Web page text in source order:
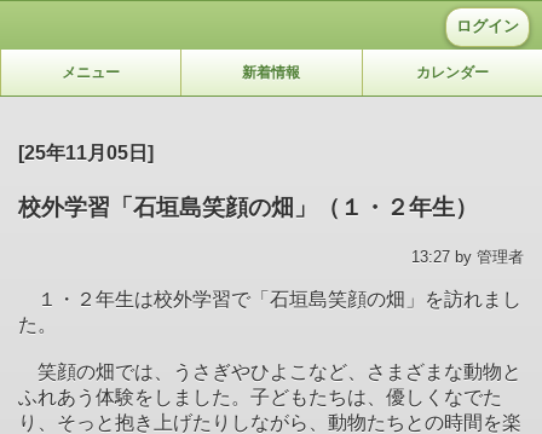
ログイン
メニュー 新着情報 カレンダー
[25年11月05日]
校外学習「石垣島笑顔の畑」（１・２年生）
13:27 by 管理者
１・２年生は校外学習で「石垣島笑顔の畑」を訪れまし
た。
笑顔の畑では、うさぎやひよこなど、さまざまな動物と
ふれあう体験をしました。子どもたちは、優しくなでた
り、そっと抱き上げたりしながら、動物たちとの時間を楽